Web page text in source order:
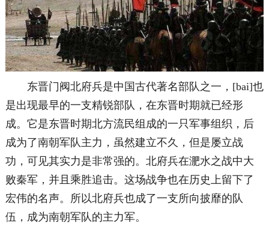
东晋门阀北府兵是中国古代著名部队之一，[bai]也
是出现最早的一支精锐部队，在东晋时期就已经形
成。它是东晋时期北方流民组成的一只军事组织，后
成为了南朝军队主力，虽然建立不久，但是屡立战
功，可见其实力是非常强的。北府兵在淝水之战中大
败秦军，并且乘胜追击。这场战争也在历史上留下了
宏伟的名声。所以北府兵也成了一支所向披靡的队
伍，成为南朝军队的主力军。